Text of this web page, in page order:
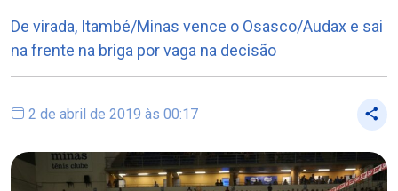
De virada, Itambé/Minas vence o Osasco/Audax e sai
na frente na briga por vaga na decisão
2 de abril de 2019 às 00:17